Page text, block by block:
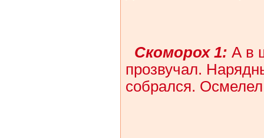
Скоморох 1: А в
прозвучал.
собрался.